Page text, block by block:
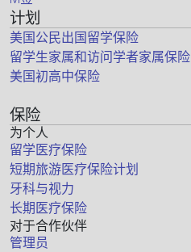
计划
美国公民出国留学保险
留学生家属和访问学者家属保险
美国初高中保险
保险
为个人
留学医疗保险
短期旅游医疗保险计划
牙科与视力
长期医疗保险
对于合作伙伴
管理员